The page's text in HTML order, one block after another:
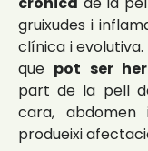
gruixudes i
clínica i evolutiva.
que pot ser
part de la pell
cara,
produeixi